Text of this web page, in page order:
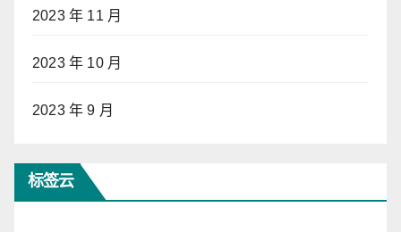
2023 年 11 月
2023 年 10 月
2023 年 9 月
标签云